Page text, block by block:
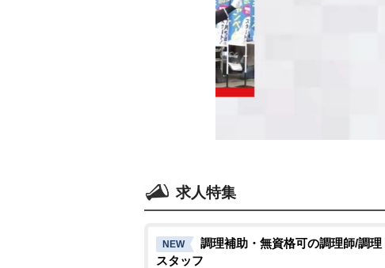
求人特集
NEW
調理補助・無資格可の調理師/調理
スタッフ